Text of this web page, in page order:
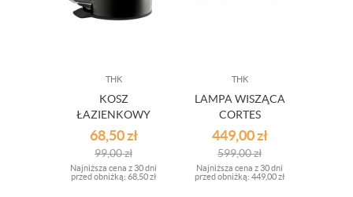
THK
KOSZ
ŁAZIENKOWY
CZARNY
68,50zł
99,00zł
Najniższa cena z 30 dni
przed obniżką: 68,50 zł
THK
LAMPA WISZĄCA
CORTES
WYM.60X120CM
449,00zł
599,00zł
Najniższa cena z 30 dni
przed obniżką: 449,00 zł